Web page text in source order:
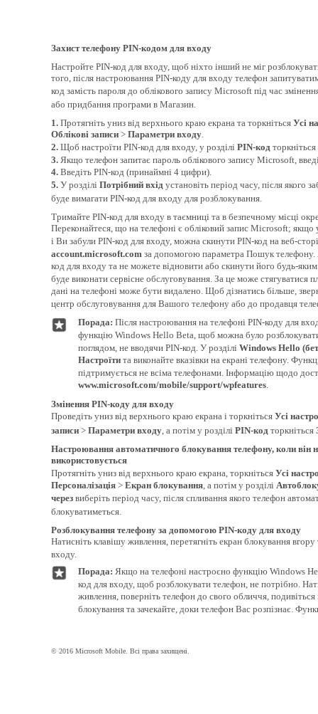
Захист телефону PIN-кодом для входу
Настройте PIN-код для входу, щоб ніхто інший не міг
того, після настроювання PIN-коду для входу телефон
код замість пароля до облікового запису Microsoft під час
або придбання програми в Магазин.
1. Протягніть униз від верхнього краю екрана та торкніться Усі
Облікові записи > Параметри входу.
2. Щоб настроїти PIN-код для входу, у розділі PIN-код торкніться
3. Якщо телефон запитає пароль облікового запису Microsoft,
4. Введіть PIN-код (принаймні 4 цифри).
5. У розділі Потрібний вхід установіть період часу, після якого
буде вимагати PIN-код для входу для розблокування.
Тримайте PIN-код для входу в таємниці та в безпечному місці
Переконайтеся, що на телефоні є обліковий запис Microsoft; якщо
і Ви забули PIN-код для входу, можна скинути PIN-код на веб-
account.microsoft.com за допомогою параметра Пошук
код для входу та не можете відновити або скинути його будь-
буде виконати сервісне обслуговування. За це може стягуватися
дані на телефоні може бути видалено. Щоб дізнатись більше,
центр обслуговування для Вашого телефону або до продавця
Порада: Після настроювання на телефоні PIN-коду для
функцію Windows Hello Beta, щоб можна було
поглядом, не вводячи PIN-код. У розділі Windows Hello
Настроїти та виконайте вказівки на екрані телефону.
підтримується не всіма телефонами. Інформацію щодо
www.microsoft.com/mobile/support/wpfeatures.
Змінення PIN-коду для входу
Проведіть униз від верхнього краю екрана і торкніться Усі
записи > Параметри входу, а потім у розділі PIN-код торкніться
Настроювання автоматичного блокування телефону, коли він
використовується
Протягніть униз від верхнього краю екрана, торкніться Усі
Персоналізація > Екран блокування, а потім у розділі
через виберіть період часу, після спливання якого телефон
блокуватиметься.
Розблокування телефону за допомогою PIN-коду для входу
Натисніть клавішу живлення, перетягніть екран блокування вгору
входу.
Порада: Якщо на телефоні настроєно функцію Windows
код для входу, щоб розблокувати телефон, не потрібно.
живлення, поверніть телефон до свого обличчя,
блокування та зачекайте, доки телефон Вас розпізнає.
© 2016 Microsoft Mobile. Всі права захищені.